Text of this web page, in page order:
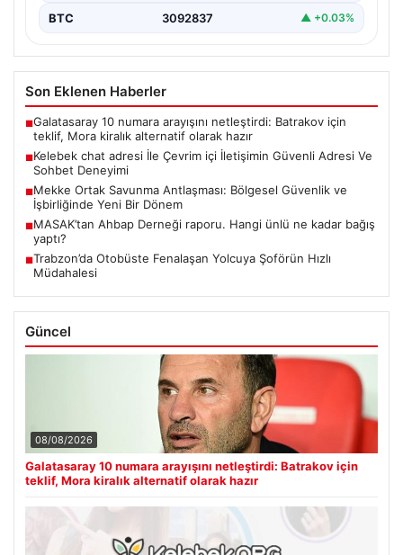
BTC 3092837 ▲ +0.03%
Son Eklenen Haberler
■Galatasaray 10 numara arayışını netleştirdi: Batrakov için
teklif, Mora kiralık alternatif olarak hazır
■Kelebek chat adresi İle Çevrim içi İletişimin Güvenli Adresi Ve
Sohbet Deneyimi
■Mekke Ortak Savunma Antlaşması: Bölgesel Güvenlik ve
İşbirliğinde Yeni Bir Dönem
■MASAK’tan Ahbap Derneği raporu. Hangi ünlü ne kadar bağış
yaptı?
■Trabzon’da Otobüste Fenalaşan Yolcuya Şoförün Hızlı
Müdahalesi
Güncel
08/08/2026
Galatasaray 10 numara arayışını netleştirdi: Batrakov için
teklif, Mora kiralık alternatif olarak hazır